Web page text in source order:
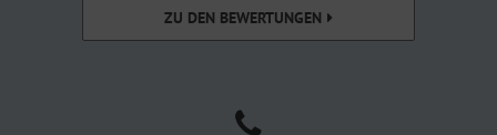
ZU DEN BEWERTUNGEN